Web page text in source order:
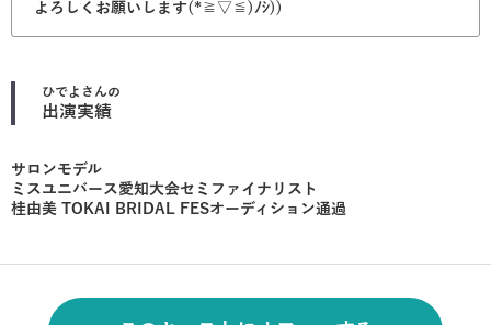
よろしくお願いします(*≧▽≦)ﾉｼ))
ひでよ さんの
出演実績
サロンモデル
ミスユニバース愛知大会セミファイナリスト
桂由美 TOKAI BRIDAL FESオーディション通過